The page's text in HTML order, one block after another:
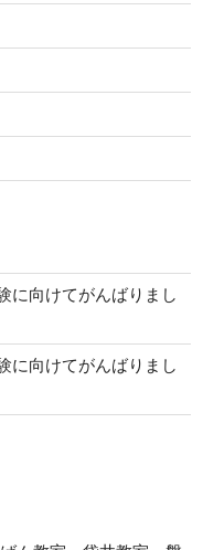
に向けてがんばりまし
に向けてがんばりまし